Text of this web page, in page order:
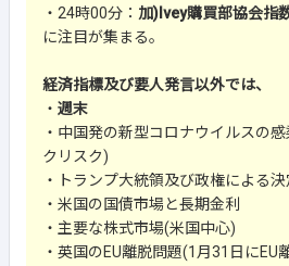
・24時00分： 加)Ivey購買部協会指
に注目が集まる。
経済指標及び要人発言以外では、
・ 週末
・中国発の新型コロナウイルスの
クリスク)
・トランプ大統領及び政権による
・米国の国債市場と長期金利
・主要な株式市場(米国中心)
・英国のEU離脱問題(1月31日にEU